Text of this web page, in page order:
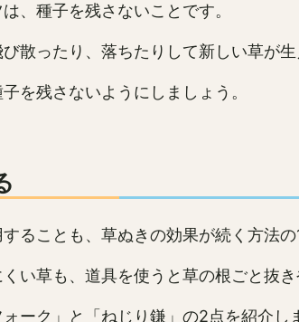
、種子を残さないことです。
散ったり、落ちたりして新しい草が生
を残さないようにしましょう。
ることも、草ぬきの効果が続く方法の
い草も、道具を使うと草の根ごと抜き
ーク」と「ねじり鎌」の2点を紹介し